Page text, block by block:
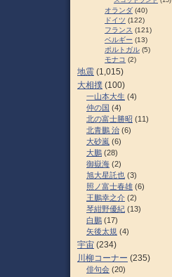
オランダ (40)
ドイツ (122)
フランス (121)
ベルギー (13)
ポルトガル (5)
モナコ (2)
地震 (1,015)
大相撲 (100)
一山本大生 (4)
仲の国 (4)
北の富士勝昭 (11)
北青鵬 治 (6)
大砂嵐 (6)
大鵬 (28)
御嶽海 (2)
旭大星託也 (3)
照ノ富士春雄 (6)
王鵬幸之介 (2)
琴紺野優紀 (13)
白鵬 (17)
矢後太規 (4)
宇宙 (234)
川柳コーナー (235)
俳句会 (20)